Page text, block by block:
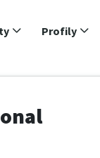
Profily